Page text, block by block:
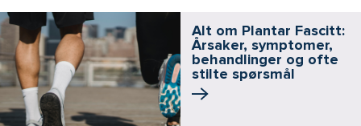
Alt om Plantar Fascitt:
Årsaker, symptomer,
behandlinger og ofte
stilte spørsmål